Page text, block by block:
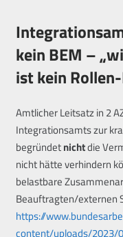
kein BEM –
ist kein
Amtlicher Leitsatz in 2
Integrationsamts zur
begründetnichtdie
nicht hätte verhindern
belastbare
Beauftragten/externen
https://
content/uploads/2023/